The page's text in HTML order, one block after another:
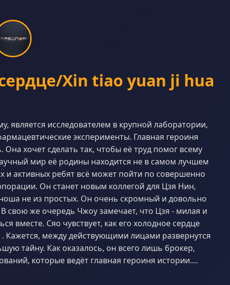
Xin tiao yuan ji hua
является исследователем в крупной лаборатории,
эксперименты. Главная героиня
хочет сделать так, чтобы её труд помог всему
мир её родины находится не в самом лучшем
активных ребят всё может пойти по совершенно
Он станет новым коллегой для Цзя Нин,
не из простых. Он очень скромный и довольно
свою же очередь Чжоу замечает, что Цзя - милая и
вместе. Сяо чувствует, как его холодное сердце
Кажется, между действующими лицами развернутся
тайну. Как оказалось, он всего лишь брокер,
которые ведёт главная героиня истории....